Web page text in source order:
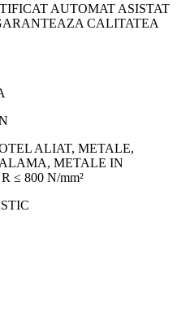
AUTOMAT ASISTAT
CALITATEA
ALIAT, METALE,
METALE IN
≤ 800 N/mm²